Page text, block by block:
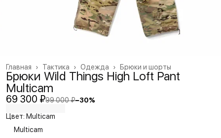
Брюки и шорты
Одежда ›
Тактика ›
Главная ›
Брюки Wild Things High Loft Pant
Multicam
69 300 ₽99 000 ₽−30%
Цвет: Multicam
Multicam